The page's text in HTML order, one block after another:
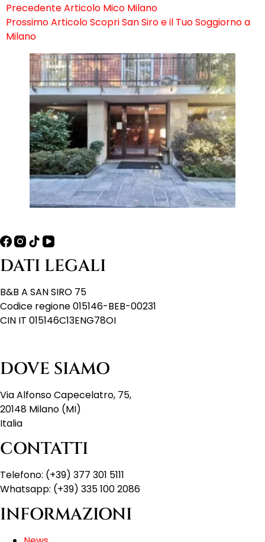
PrecedenteArticolo Mico Milano
ProssimoArticoloScopri San Siro e il Tuo Soggiorno a
Milano
DATI LEGALI
B&B A SAN SIRO 75
Codice regione 015146-BEB-00231
CIN IT 015146C13ENG78OI
DOVE SIAMO
Via Alfonso Capecelatro, 75,
20148 Milano (MI)
Italia
CONTATTI
Telefono: (+39) 377 301 5111
Whatsapp: (+39) 335 100 2086
INFORMAZIONI